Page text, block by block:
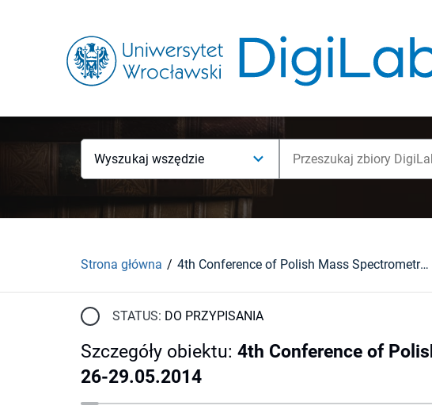
Wyszukaj wszędzie
Strona główna 4th Conference of Polish Mass Spectrometry Society : program and abstracts, Trzebnica, 26-29.05.2014
STATUS: DO PRZYPISANIA
Szczegóły obiektu: 4th Conference of
26-29.05.2014